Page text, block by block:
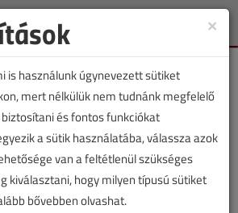
Toggle
TARTALOM
×
is használunk úgynevezett sütiket
mert nélkülük nem tudnánk megfelelő
és fontos funkciókat
a sütik használatába, válassza azok
van a feltétlenül szükséges
kiválasztani, hogy milyen típusú sütiket
bővebben olvashat.